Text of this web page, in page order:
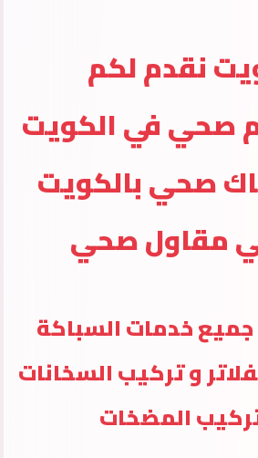
نقدم لكم
صحي في الكويت
صحي بالكويت
مقاول صحي
جميع خدمات السباكة
و تركيب السخانات
المضخات